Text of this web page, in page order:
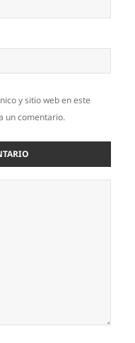
y sitio web en este
un comentario.